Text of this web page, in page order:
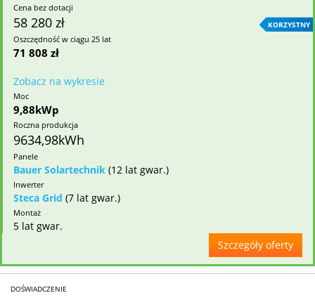
Cena bez dotacji
58 280 zł KORZYSTNY
Oszczędność w ciągu 25 lat
71 808 zł
Zobacz na wykresie
Moc
9,88kWp
Roczna produkcja
9634,98kWh
Panele
Bauer Solartechnik (12 lat gwar.)
Inwerter
Steca Grid (7 lat gwar.)
Montaż
5 lat gwar.
Szczegóły oferty
DOŚWIADCZENIE